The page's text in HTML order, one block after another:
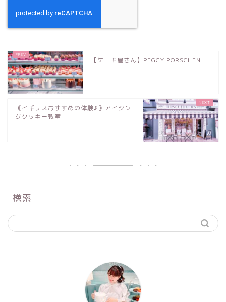
【ケーキ屋さん】PEGGY PORSCHEN
｟イギリスおすすめの体験♪｠アイシン
グクッキー教室
検索